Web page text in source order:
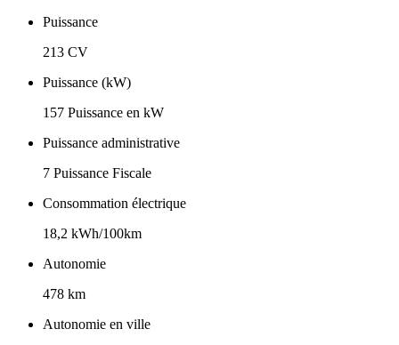
Puissance
213 CV
Puissance (kW)
157 Puissance en kW
Puissance administrative
7 Puissance Fiscale
Consommation électrique
18,2 kWh/100km
Autonomie
478 km
Autonomie en ville